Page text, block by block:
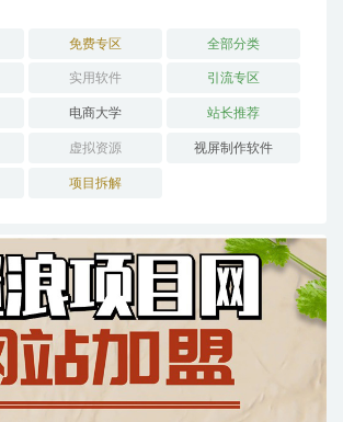
免费专区 全部分类
实用软件 引流专区
电商大学 站长推荐
虚拟资源 视屏制作软件
项目拆解